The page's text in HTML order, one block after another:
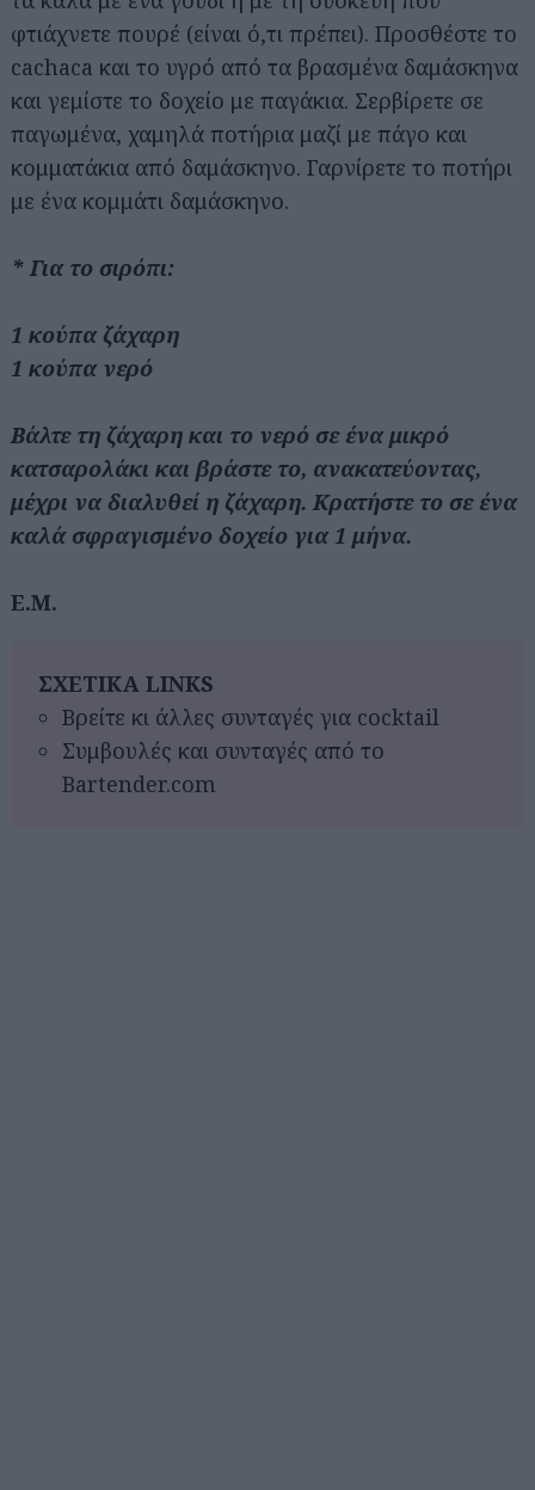
φτιάχνετε πουρέ (είναι ό,τι πρέπει). Προσθέστε το
cachaca και το υγρό από τα βρασμένα δαμάσκηνα
και γεμίστε το δοχείο με παγάκια. Σερβίρετε σε
παγωμένα, χαμηλά ποτήρια μαζί με πάγο και
κομματάκια από δαμάσκηνο. Γαρνίρετε το ποτήρι
με ένα κομμάτι δαμάσκηνο.
* Για το σιρόπι:
1 κούπα ζάχαρη
1 κούπα νερό
Βάλτε τη ζάχαρη και το νερό σε ένα μικρό
κατσαρολάκι και βράστε το, ανακατεύοντας,
μέχρι να διαλυθεί η ζάχαρη. Κρατήστε το σε ένα
καλά σφραγισμένο δοχείο για 1 μήνα.
Ε.Μ.
ΣΧΕΤΙΚΑ LINKS
Βρείτε κι άλλες συνταγές για cocktail
Συμβουλές και συνταγές από το
Bartender.com